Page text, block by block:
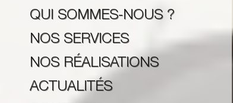
QUI SOMMES-NOUS ?
NOS SERVICES
NOS RÉALISATIONS
ACTUALITÉS